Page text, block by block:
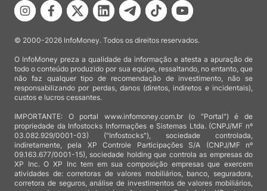
© 2000-2026 InfoMoney. Todos os direitos reservados.
O InfoMoney preza a qualidade da informação e atesta a apuração de
todo o conteúdo produzido por sua equipe, ressaltando, no entanto, que
não faz qualquer tipo de recomendação de investimento, não se
responsabilizando por perdas, danos (diretos, indiretos e incidentais),
custos e lucros cessantes.
IMPORTANTE: O portal www.infomoney.com.br (o "Portal") é de
propriedade da Infostocks Informações e Sistemas Ltda. (CNPJ/MF nº
03.082.929/0001-03) ("Infostocks"), sociedade controlada,
indiretamente, pela XP Controle Participações S/A (CNPJ/MF nº
09.163.677/0001-15), sociedade holding que controla as empresas do
XP Inc. O XP Inc tem em sua composição empresas que exercem
atividades de: corretoras de valores mobiliários, banco, seguradora,
corretora de seguros, análise de investimentos de valores mobiliários,